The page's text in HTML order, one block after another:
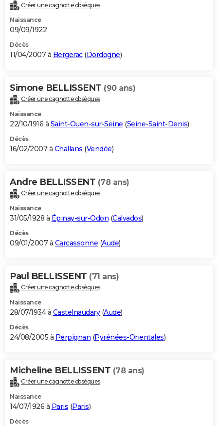
Créer une cagnotte obsèques
Naissance
09/09/1922
Décès
11/04/2007 à Bergerac(Dordogne)
Simone BELLISSENT (90 ans)
Créer une cagnotte obsèques
Naissance
22/10/1916 à Saint-Ouen-sur-Seine (Seine-Saint-Denis)
Décès
16/02/2007 à Challans (Vendée)
Andre BELLISSENT (78 ans)
Créer une cagnotte obsèques
Naissance
31/05/1928 à Épinay-sur-Odon (Calvados)
Décès
09/01/2007 à Carcassonne (Aude)
Paul BELLISSENT (71 ans)
Créer une cagnotte obsèques
Naissance
28/07/1934 à Castelnaudary(Aude)
Décès
24/08/2005 à Perpignan (Pyrénées-Orientales)
Micheline BELLISSENT (78 ans)
Créer une cagnotte obsèques
Naissance
14/07/1926 à Paris (Paris)
Décès